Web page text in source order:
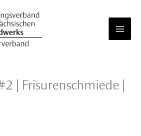
| Frisurenschmiede |